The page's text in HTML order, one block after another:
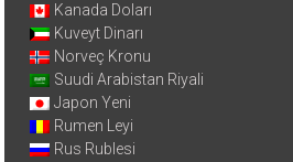
Kanada Doları
Kuveyt Dinarı
Norveç Kronu
Suudi Arabistan Riyali
Japon Yeni
Rumen Leyi
Rus Rublesi